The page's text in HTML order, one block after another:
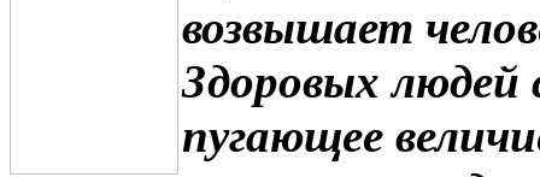
возвышает
Здоровых
пугающее